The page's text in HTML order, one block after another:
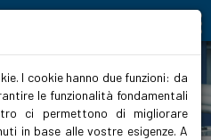
I cookie hanno due funzioni: da
le funzionalità fondamentali
ci permettono di migliorare
in base alle vostre esigenze. A